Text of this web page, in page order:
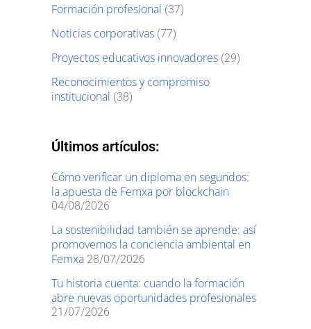
Formación profesional (37)
Noticias corporativas (77)
Proyectos educativos innovadores (29)
Reconocimientos y compromiso
institucional (38)
Últimos artículos:
Cómo verificar un diploma en segundos:
la apuesta de Femxa por blockchain
04/08/2026
La sostenibilidad también se aprende: así
promovemos la conciencia ambiental en
Femxa 28/07/2026
Tu historia cuenta: cuando la formación
abre nuevas oportunidades profesionales
21/07/2026